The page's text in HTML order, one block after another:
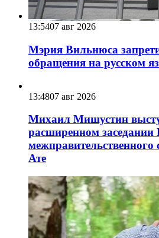
13:5407 авг 2026
Мэрия Вильнюса
обращения на русском
13:4807 авг 2026
Михаил Мишустин
расширенном заседании
межправительственного
Ате